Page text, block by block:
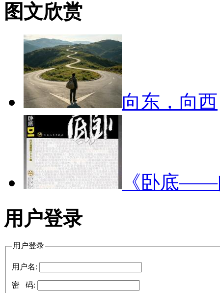
图文欣赏
向东，向西
《卧底
用户登录
用户登录
用户名:
密 码: